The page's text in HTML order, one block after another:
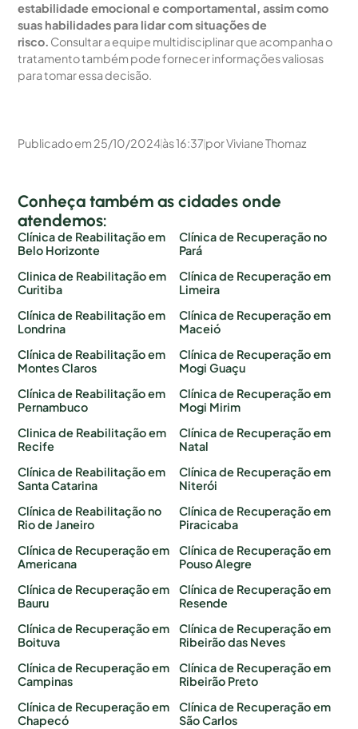
estabilidade emocional e comportamental, assim como
suas habilidades para lidar com situações de
risco. Consultar a equipe multidisciplinar que acompanha o
tratamento também pode fornecer informações valiosas
para tomar essa decisão.
Publicado em 25/10/2024às16:37porViviane Thomaz
Conheça também as cidades onde
atendemos:
Clínica de Reabilitação em
Belo Horizonte
Clinica de Reabilitação em
Curitiba
Clínica de Reabilitação em
Londrina
Clínica de Reabilitação em
Montes Claros
Clínica de Reabilitação em
Pernambuco
Clinica de Reabilitação em
Recife
Clínica de Reabilitação em
Santa Catarina
Clínica de Reabilitação no
Rio de Janeiro
Clínica de Recuperação em
Americana
Clínica de Recuperação em
Bauru
Clínica de Recuperação em
Boituva
Clínica de Recuperação em
Campinas
Clínica de Recuperação em
Chapecó
Clínica de Recuperação no
Pará
Clínica de Recuperação em
Limeira
Clínica de Recuperação em
Maceió
Clínica de Recuperação em
Mogi Guaçu
Clínica de Recuperação em
Mogi Mirim
Clínica de Recuperação em
Natal
Clínica de Recuperação em
Niterói
Clínica de Recuperação em
Piracicaba
Clínica de Recuperação em
Pouso Alegre
Clínica de Recuperação em
Resende
Clínica de Recuperação em
Ribeirão das Neves
Clínica de Recuperação em
Ribeirão Preto
Clínica de Recuperação em
São Carlos